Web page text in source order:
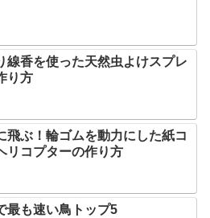
線香を使った天然虫よけスプレ
り方
飛ぶ！輪ゴムを動力にした紙コ
リコプターの作り方
最も速い鳥トップ5